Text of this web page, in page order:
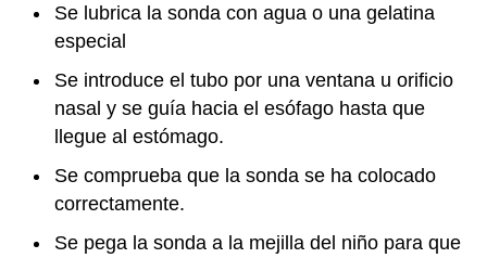
Se lubrica la sonda con agua o una gelatina
especial
Se introduce el tubo por una ventana u orificio
nasal y se guía hacia el esófago hasta que
llegue al estómago.
Se comprueba que la sonda se ha colocado
correctamente.
Se pega la sonda a la mejilla del niño para que